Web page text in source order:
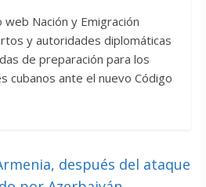
Nación y Emigración
y autoridades diplomáticas
de preparación para los
cubanos ante el nuevo Código
después del ataque